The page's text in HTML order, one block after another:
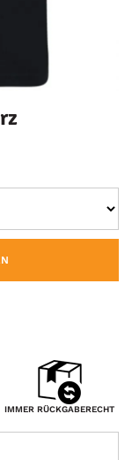
IMMER RÜCKGABERECHT